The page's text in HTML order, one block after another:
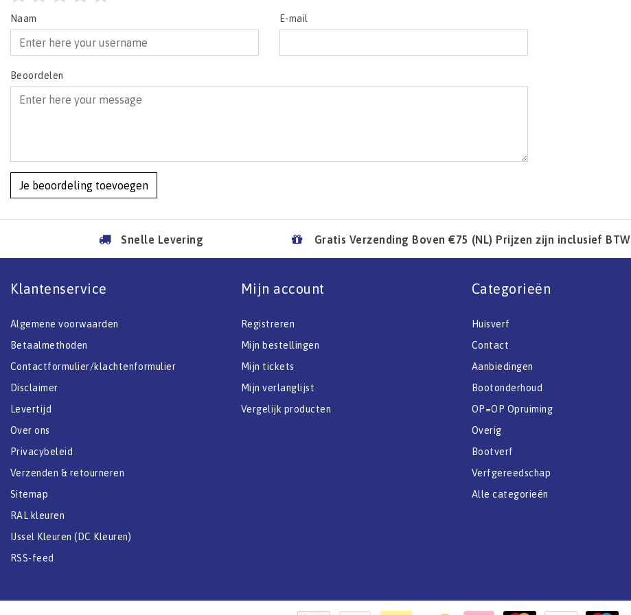
Naam E-mail
Beoordelen
Je beoordeling toevoegen
Snelle Levering Gratis Verzending Boven €75 (NL) Prijzen zijn inclusief BTW
Klantenservice
Algemene voorwaarden
Betaalmethoden
Contactformulier/klachtenformulier
Disclaimer
Levertijd
Over ons
Privacybeleid
Verzenden & retourneren
Sitemap
RAL kleuren
IJssel Kleuren (DC Kleuren)
RSS-feed
Mijn account
Registreren
Mijn bestellingen
Mijn tickets
Mijn verlanglijst
Vergelijk producten
Categorieën
Huisverf
Contact
Aanbiedingen
Bootonderhoud
OP=OP Opruiming
Overig
Bootverf
Verfgereedschap
Alle categorieën